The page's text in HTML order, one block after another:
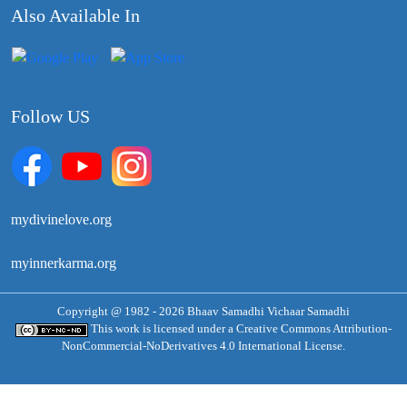
Also Available In
Follow US
mydivinelove.org
myinnerkarma.org
Copyright @ 1982 - 2026 Bhaav Samadhi Vichaar Samadhi
This work is licensed under a Creative Commons Attribution-
NonCommercial-NoDerivatives 4.0 International License.